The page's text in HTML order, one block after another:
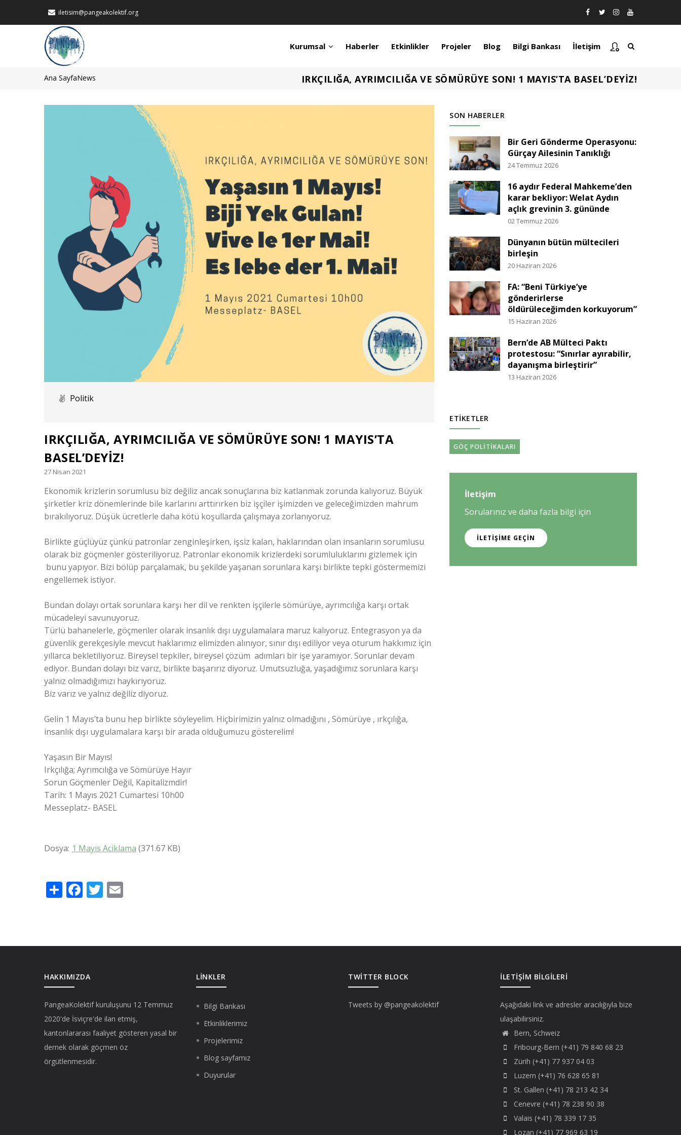
iletisim@pangeakolektif.org
Kurumsal Haberler Etkinlikler Projeler Blog Bilgi Bankası İletişim
IRKÇILIĞA, AYRIMCILIĞA VE SÖMÜRÜYE SON! 1 MAYIS’TA BASEL’DEYİZ!
Sayfa
yolu
Ana SayfaNews
Politik
IRKÇILIĞA, AYRIMCILIĞA VE SÖMÜRÜYE SON! 1 MAYIS’TA
BASEL’DEYİZ!
27 Nisan 2021
Ekonomik krizlerin sorumlusu biz değiliz ancak sonuçlarına biz katlanmak zorunda kalıyoruz. Büyük
şirketler kriz dönemlerinde bile karlarını arttırırken biz işçiler işimizden ve geleceğimizden mahrum
bırakılıyoruz. Düşük ücretlerle daha kötü koşullarda çalışmaya zorlanıyoruz.
Birlikte güçlüyüz çünkü patronlar zenginleşirken, işsiz kalan, haklarından olan insanların sorumlusu
olarak biz göçmenler gösteriliyoruz. Patronlar ekonomik krizlerdeki sorumluluklarını gizlemek için
bunu yapıyor. Bizi bölüp parçalamak, bu şekilde yaşanan sorunlara karşı birlikte tepki göstermemizi
engellemek istiyor.
Bundan dolayı ortak sorunlara karşı her dil ve renkten işçilerle sömürüye, ayrımcılığa karşı ortak
mücadeleyi savunuyoruz.
Türlü bahanelerle, göçmenler olarak insanlık dışı uygulamalara maruz kalıyoruz. Entegrasyon ya da
güvenlik gerekçesiyle mevcut haklarımız elimizden alınıyor, sınır dışı ediliyor veya oturum hakkımız için
yıllarca bekletiliyoruz. Bireysel tepkiler, bireysel çözüm adımları bir işe yaramıyor. Sorunlar devam
ediyor. Bundan dolayı biz varız, birlikte başarırız diyoruz. Umutsuzluğa, yaşadığımız sorunlara karşı
yalnız olmadığımızı haykırıyoruz.
Biz varız ve yalnız değiliz diyoruz.
Gelin 1 Mayıs’ta bunu hep birlikte söyleyelim. Hiçbirimizin yalnız olmadığını , Sömürüye , ırkçılığa,
insanlık dışı uygulamalara karşı bir arada olduğumuzu gösterelim!
Yaşasın Bir Mayıs!
Irkçılığa; Ayrımcılığa ve Sömürüye Hayır
Sorun Göçmenler Değil, Kapitalizmdir!
Tarih: 1 Mayıs 2021 Cumartesi 10h00
Messeplatz- BASEL
Dosya 1 Mayıs Aciklama (371.67 KB)
ShareFacebook
Twitter
SON HABERLER
Bir Geri Gönderme Operasyonu:
Gürçay Ailesinin Tanıklığı
24 Temmuz 2026
16 aydır Federal Mahkeme’den
karar bekliyor: Welat Aydın
açlık grevinin 3. gününde
02 Temmuz 2026
Dünyanın bütün mültecileri
birleşin
20 Haziran 2026
FA: “Beni Türkiye’ye
gönderirlerse
öldürüleceğimden korkuyorum”
15 Haziran 2026
Bern’de AB Mülteci Paktı
protestosu: “Sınırlar ayırabilir,
dayanışma birleştirir”
13 Haziran 2026
ETIKETLER
GÖÇ POLITIKALARI
İletişim
Sorularınız ve daha fazla bilgi için
İLETIŞIME GEÇIN
HAKKIMIZDA
PangeaKolektifkuruluşunu 12 Temmuz
2020'de İsviçre'de ilan etmiş,
kantonlararası faaliyet gösteren yasal bir
dernek olarak göçmen öz
örgütlenmesidir.
LINKLER
Bilgi Bankası
Etkinliklerimiz
Projelerimiz
Blog sayfamız
Duyurular
TWITTER BLOCK
Tweets by @pangeakolektif
İLETIŞIM BILGILERI
Aşağıdaki link ve adresler aracılığıyla bize
ulaşabilirsiniz.
Bern, Schweiz
Fribourg-Bern (+41) 79 840 68 23
Zürih (+41) 77 937 04 03
Luzern (+41) 76 628 65 81
St. Gallen (+41) 78 213 42 34
Cenevre (+41) 78 238 90 38
Valais (+41) 78 339 17 35
Lozan (+41) 77 969 63 19